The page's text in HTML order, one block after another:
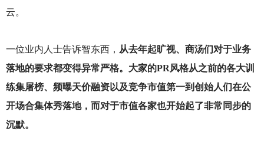
云。
一位业内人士告诉智东西， 从去年起旷视、商汤们对于业务
落地的要求都变得异常严格。大家的PR风格从之前的各大训
练集屠榜、频曝天价融资以及竞争市值第一到创始人们在公
开场合集体秀落地，而对于市值各家也开始起了非常同步的
沉默。